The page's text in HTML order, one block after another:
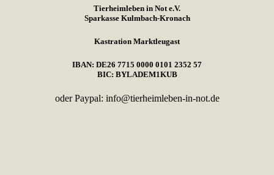
Tierheimleben in Not e.V.
Sparkasse Kulmbach-Kronach
Kastration Marktleugast
IBAN: DE26 7715 0000 0101 2352 57
BIC: BYLADEM1KUB
oder Paypal: info@tierheimleben-in-not.de